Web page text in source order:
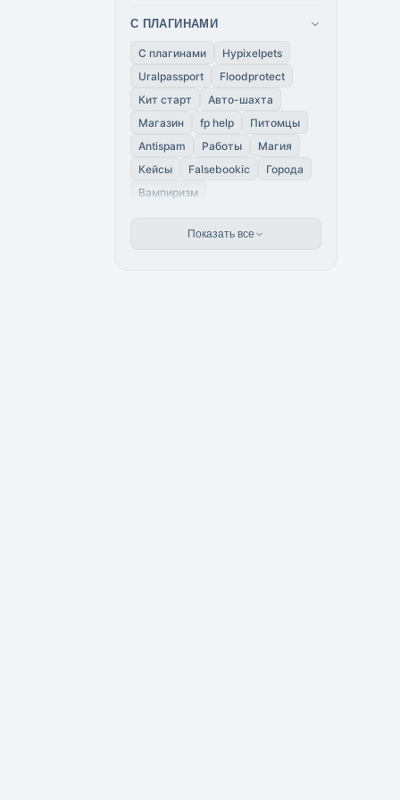
С ПЛАГИНАМИ
С плагинами
Hypixelpets
Uralpassport
Floodprotect
Кит старт
Авто-шахта
Магазин
fp help
Питомцы
Antispam
Работы
Магия
Кейсы
Falsebookic
Города
Вампиризм
Показать все